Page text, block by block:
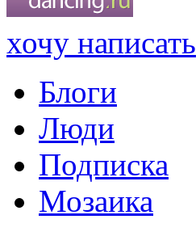
хочу написать
Блоги
Люди
Подписка
Мозаика